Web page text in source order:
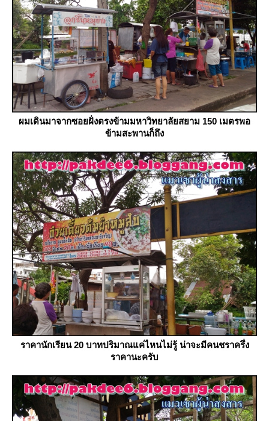
ผมเดินมาจากซอยฝั่งตรงข้ามมหาวิทยาลัยสยาม 150 เมตรพอ
ข้ามสะพานก็ถึง
ราคานักเรียน 20 บาทปริมาณแค่ไหนไม่รู้ น่าจะมีคนชราครึ่ง
ราคานะครับ